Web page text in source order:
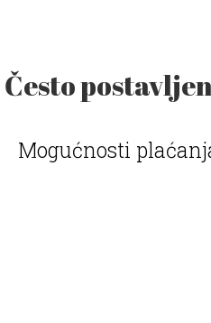
Često
Mogućnosti